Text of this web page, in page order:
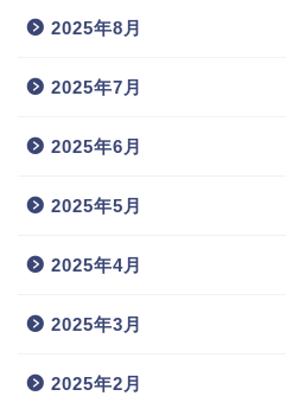
2025年8月
2025年7月
2025年6月
2025年5月
2025年4月
2025年3月
2025年2月